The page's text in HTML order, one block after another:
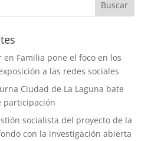
en Familia pone el foco en los
a las redes sociales
Ciudad de La Laguna bate
participación
socialista del proyecto de la
con la investigación abierta